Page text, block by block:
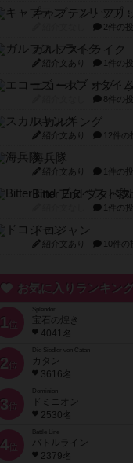
2件の
ガルフストライク
紹介文あり 1件の
エコーズ・オブ・
8件の
スカルキング
紹介文あり 12件の
海兵隊
紹介文あり 1件の
1件の
ドコジャン
紹介文あり 10件の
お気に入りランキング
1 位
宝石の煌き
4041名
2 位
Die Siedler von Catan
カタン
3616名
3 位
ドミニオン
2530名
4位
Battle Line
バトルライン
2379名